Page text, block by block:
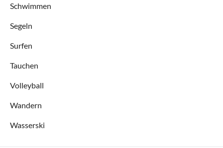
Schwimmen
Segeln
Surfen
Tauchen
Volleyball
Wandern
Wasserski